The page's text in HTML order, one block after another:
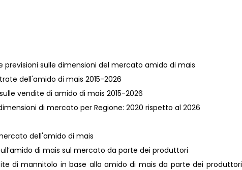
previsioni sulle dimensioni del mercato amido di mais
dell'amido di mais 2015-2026
vendite di amido di mais 2015-2026
di mercato per Regione: 2020 rispetto al 2026
dell'amido di mais
di mais sul mercato da parte dei produttori
di mannitolo in base alla amido di mais da parte dei produttori